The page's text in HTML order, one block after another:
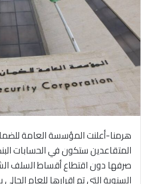
هرمنا-أعلنت المؤسسة العامة
المتقاعدين ستكون في الحسابات
صرفها دون اقتطاع أقساط السلف
السنوية التي تم إقرارها للعام الحالي بقيمة 5 دنانير